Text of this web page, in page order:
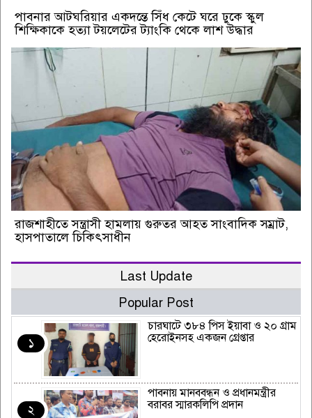
পাবনার আটঘরিয়ার একদন্তে সিঁধ কেটে ঘরে ঢুকে স্কুল
শিক্ষিকাকে হত্যা টয়লেটের ট্যাংকি থেকে লাশ উদ্ধার
রাজশাহীতে সন্ত্রাসী হামলায় গুরুতর আহত সাংবাদিক সম্রাট,
হাসপাতালে চিকিৎসাধীন
Last Update
Popular Post
১
চারঘাটে ৩৮৪ পিস ইয়াবা ও ২০ গ্রাম
হেরোইনসহ একজন গ্রেপ্তার
২
পাবনায় মানববন্ধন ও প্রধানমন্ত্রীর
বরাবর স্মারকলিপি প্রদান